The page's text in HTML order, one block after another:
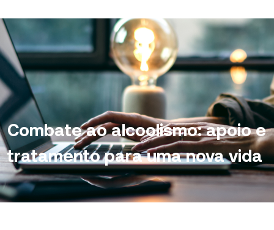
Combate ao alcoolismo: apoio e
tratamento para uma nova vida